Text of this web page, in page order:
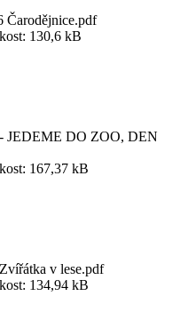
Čarodějnice.pdf
130,6 kB
JEDEME DO ZOO, DEN
167,37 kB
v lese.pdf
134,94 kB